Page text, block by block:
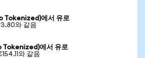
Tokenized)에서 유로
와 같음
에서 유로
와 같음